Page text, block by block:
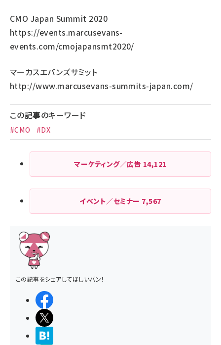
CMO Japan Summit 2020
https://events.marcusevans-
events.com/cmojapansmt2020/
マーカスエバンズサミット
http://www.marcusevans-summits-japan.com/
この記事のキーワード
#CMO #DX
マーケティング／広告 14,121
イベント／セミナー 7,567
この記事をシェアしてほしいパン！